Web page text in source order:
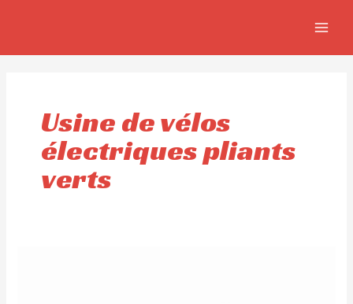
Usine de vélos
électriques pliants
verts